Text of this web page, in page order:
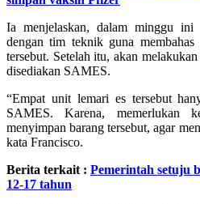
Ia menjelaskan, dalam minggu
dengan tim teknik guna
tersebut. Setelah itu, akan
disediakan SAMES.
“Empat unit lemari es tersebut
SAMES. Karena, memerlukan
menyimpan barang tersebut, agar
kata Francisco.
Berita terkait : Pemerintah setuju
12-17 tahun